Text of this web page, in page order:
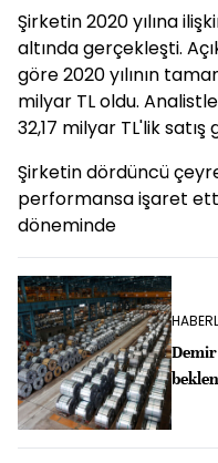
Şirketin 2020 yılına
altında gerçekleşti.
göre 2020 yılının
milyar TL oldu.
32,17 milyar TL'lik
Şirketin dördüncü
performansa işaret
döneminde
Demir